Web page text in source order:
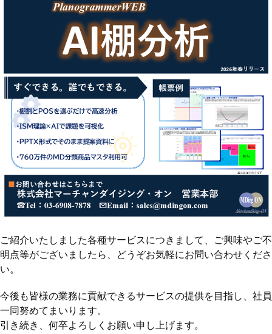
ご紹介いたしました各種サービスにつきまして、ご興味やご不
明点等がございましたら、どうぞお気軽にお問い合わせくださ
い。
今後も皆様の業務に貢献できるサービスの提供を目指し、社員
一同努めてまいります。
引き続き、何卒よろしくお願い申し上げます。